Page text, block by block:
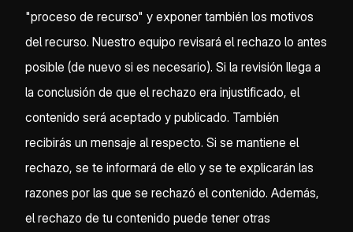
"proceso de recurso" y exponer también los motivos
del recurso. Nuestro equipo revisará el rechazo lo antes
posible (de nuevo si es necesario). Si la revisión llega a
la conclusión de que el rechazo era injustificado, el
contenido será aceptado y publicado. También
recibirás un mensaje al respecto. Si se mantiene el
rechazo, se te informará de ello y se te explicarán las
razones por las que se rechazó el contenido. Además,
el rechazo de tu contenido puede tener otras